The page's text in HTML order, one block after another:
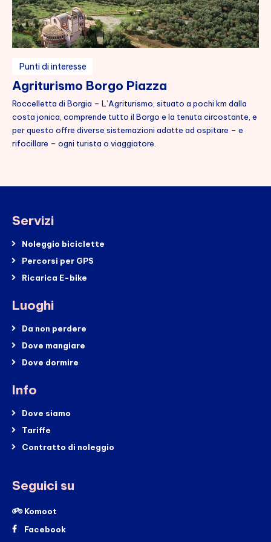
English
Punti di interesse
Agriturismo Borgo Piazza
Roccelletta di Borgia – L’Agriturismo, situato a pochi km dalla
costa jonica, comprende tutto il Borgo e la tenuta circostante, e
per questo offre diverse sistemazioni adatte ad ospitare – e
rifocillare – ogni turista o viaggiatore.
Servizi
Noleggio biciclette
Percorsi per GPS
Ricarica E-bike
Luoghi
Da non perdere
Dove mangiare
Dove dormire
Info
Dove siamo
Tariffe
Contratto di noleggio
Seguici su
Komoot
Facebook